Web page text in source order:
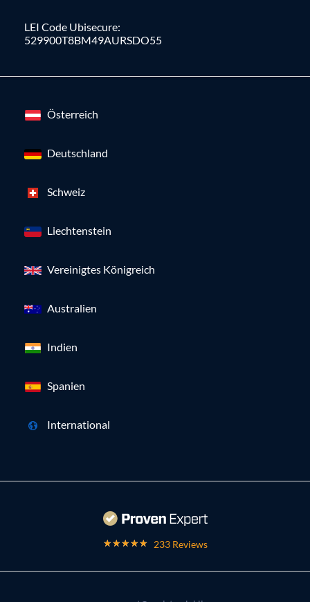
LEI Code Ubisecure:
529900T8BM49AURSDO55
Österreich
Deutschland
Schweiz
Liechtenstein
Vereinigtes Königreich
Australien
Indien
Spanien
International
233 Reviews